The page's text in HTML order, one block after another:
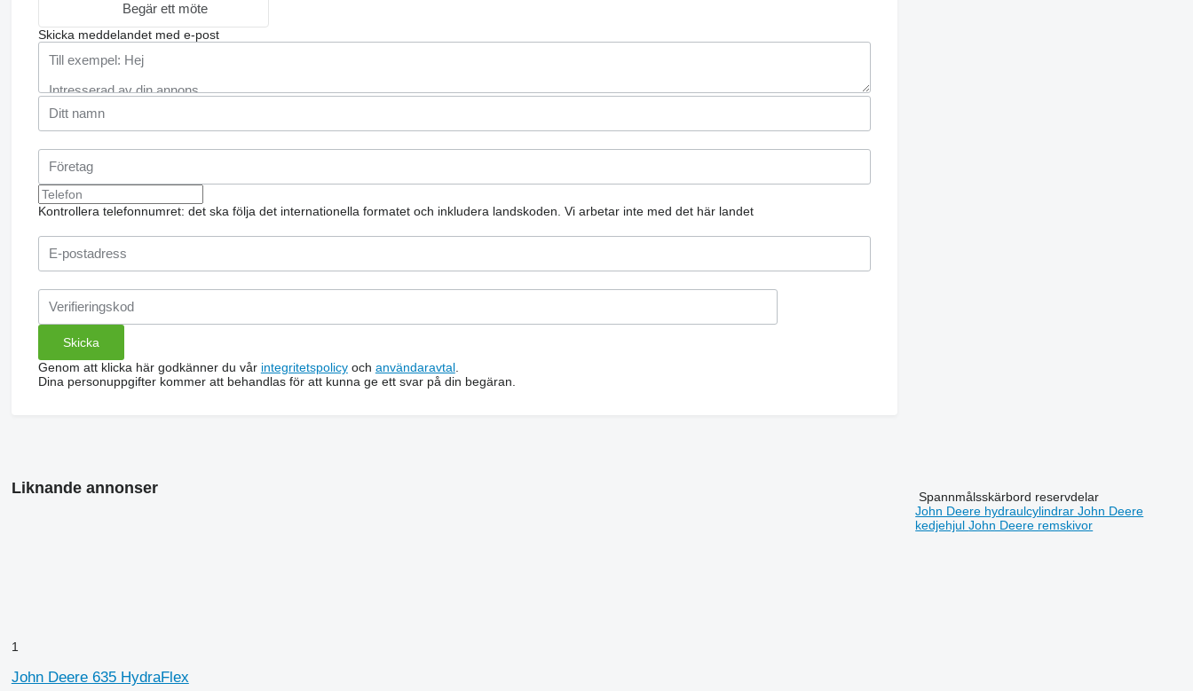
Begär ett möte
Skicka meddelandet med e-post
Kontrollera telefonnumret: det ska följa det internationella formatet och inkludera landskoden. Vi arbetar inte med det här landet
Genom att klicka här godkänner du vår integritetspolicyoch användaravtal.
Dina personuppgifter kommer att behandlas för att kunna ge ett svar på din begäran.
Liknande annonser
1
John Deere 635 HydraFlex
Spannmålsskärbord reservdelar
John Deere hydraulcylindrarJohn Deere
kedjehjulJohn Deere remskivor